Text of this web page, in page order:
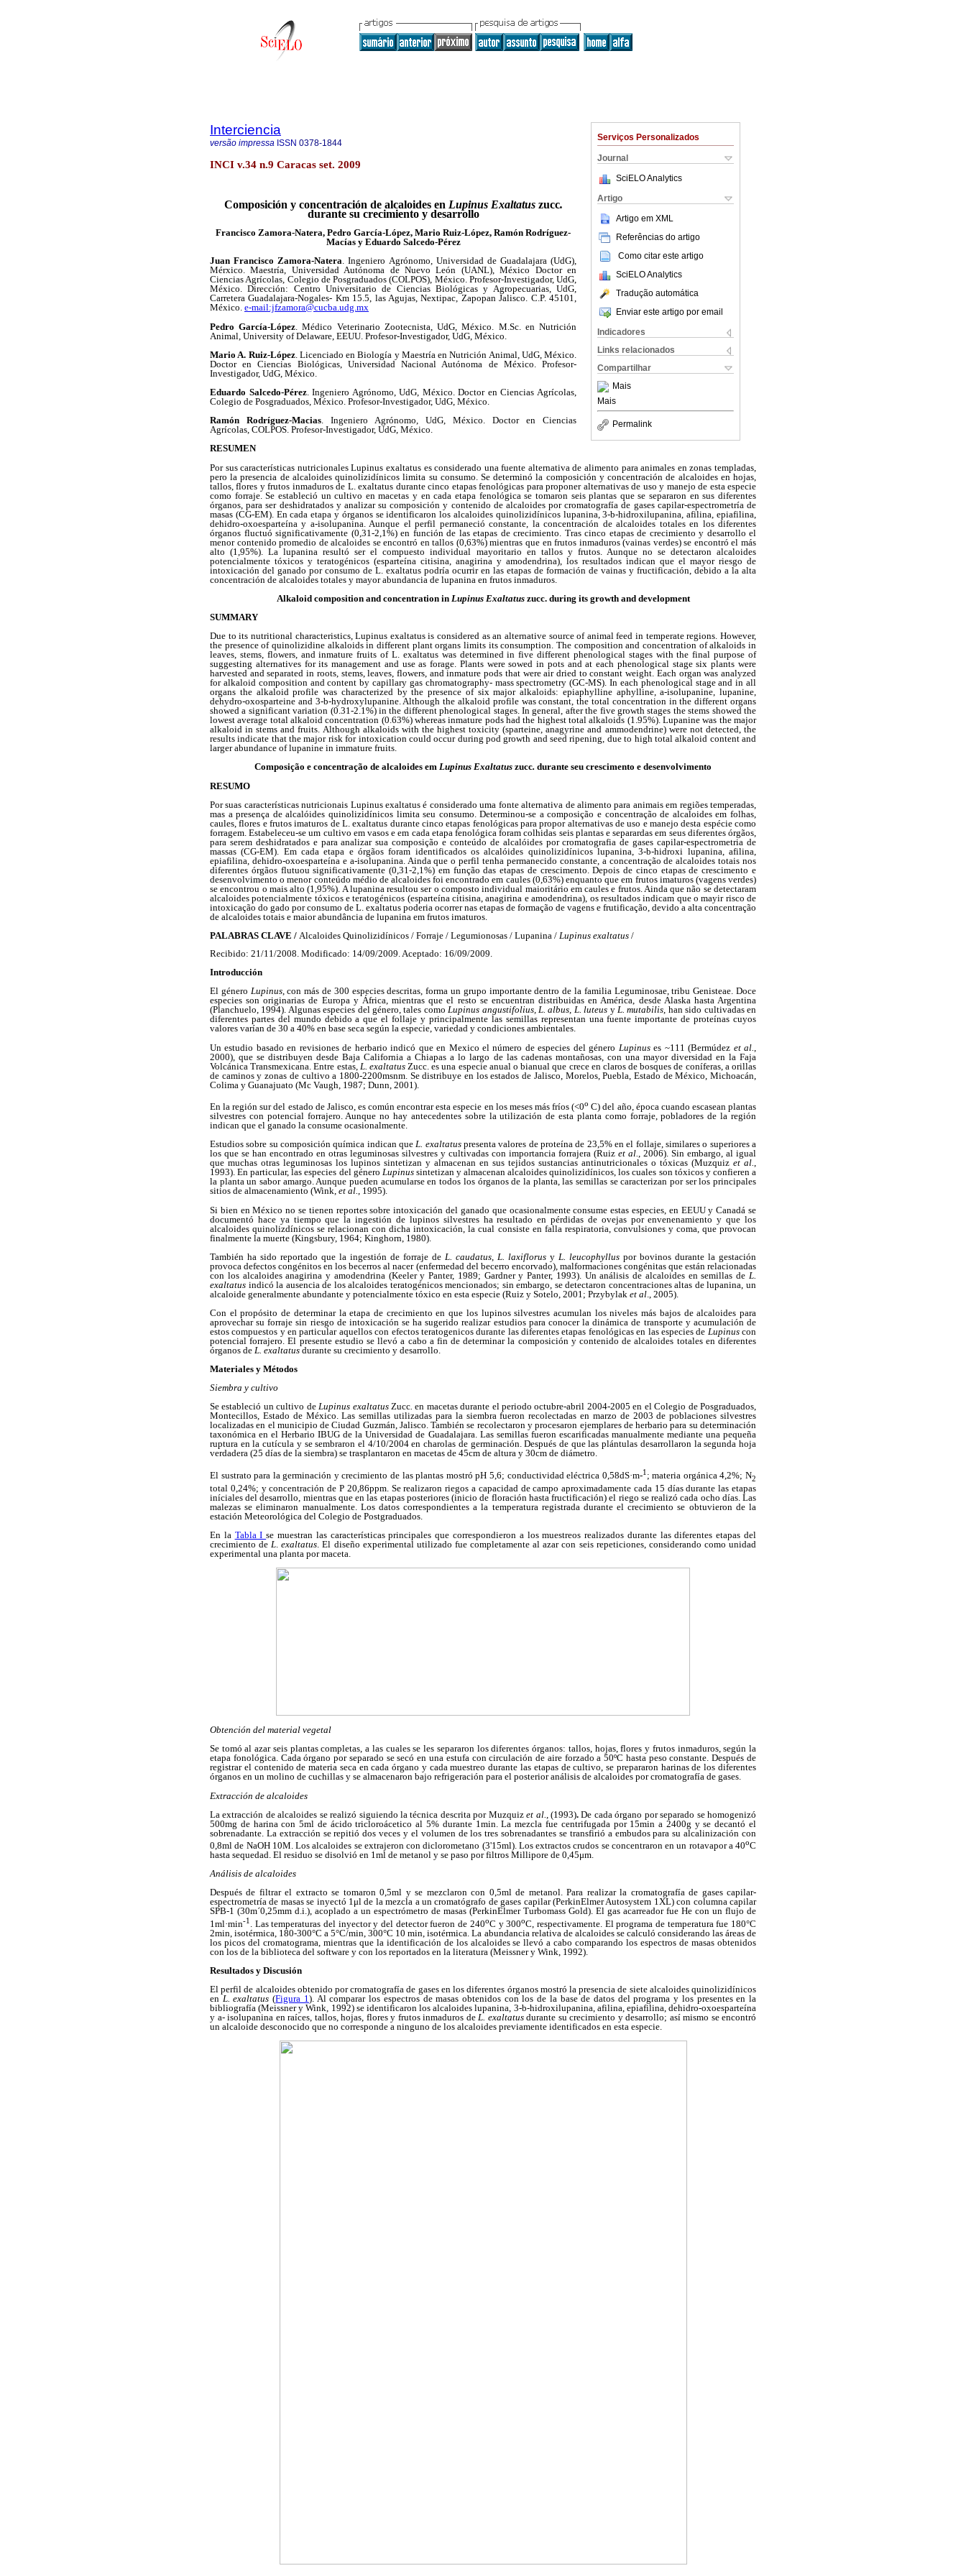
Serviços Personalizados
Journal
SciELO Analytics
Artigo
Artigo em XML
Referências do artigo
Como citar este artigo
SciELO Analytics
Tradução automática
Enviar este artigo por email
Indicadores
Links relacionados
Compartilhar
Mais
Mais
Permalink
Interciencia
versão impressa ISSN 0378-1844
INCI v.34 n.9 Caracas set. 2009
Composición y concentración de alcaloides en Lupinus Exaltatus zucc.
durante su crecimiento y desarrollo
Francisco Zamora-Natera, Pedro García-López, Mario Ruiz-López, Ramón Rodríguez-
Macías y Eduardo Salcedo-Pérez
Juan Francisco Zamora-Natera. Ingeniero Agrónomo, Universidad de Guadalajara (UdG),
Mérxico. Maestría, Universidad Autónoma de Nuevo León (UANL), México Doctor en
Ciencias Agrícolas, Colegio de Posgraduados (COLPOS), México. Profesor-Investigador, UdG,
México. Dirección: Centro Universitario de Ciencias Biológicas y Agropecuarias, UdG,
Carretera Guadalajara-Nogales- Km 15.5, las Agujas, Nextipac, Zapopan Jalisco. C.P. 45101,
México. e-mail:jfzamora@cucba.udg.mx
Pedro García-López . Médico Veterinario Zootecnista, UdG, México. M.Sc. en Nutrición
Animal, University of Delaware, EEUU. Profesor-Investigador, UdG, México.
Mario A. Ruiz-López. Licenciado en Biología y Maestría en Nutrición Animal, UdG, México.
Doctor en Ciencias Biológicas, Universidad Nacional Autónoma de México. Profesor-
Investigador, UdG, México.
Eduardo Salcedo-Pérez. Ingeniero Agrónomo, UdG, México. Doctor en Ciencias Agrícolas,
Colegio de Posgraduados, México. Profesor-Investigador, UdG, México.
Ramón Rodríguez-Macias. Ingeniero Agrónomo, UdG, México. Doctor en Ciencias
Agrícolas, COLPOS. Profesor-Investigador, UdG, México.
RESUMEN
Por sus características nutricionales Lupinus exaltatus es considerado una fuente alternativa de alimento para animales en zonas templadas,
pero la presencia de alcaloides quinolizidínicos limita su consumo. Se determinó la composición y concentración de alcaloides en hojas,
tallos, flores y frutos inmaduros de L. exaltatus durante cinco etapas fenológicas para proponer alternativas de uso y manejo de esta especie
como forraje. Se estableció un cultivo en macetas y en cada etapa fenológica se tomaron seis plantas que se separaron en sus diferentes
órganos, para ser deshidratados y analizar su composición y contenido de alcaloides por cromatografía de gases capilar-espectrometría de
masas (CG-EM). En cada etapa y órganos se identificaron los alcaloides quinolizidínicos lupanina, 3-b-hidroxilupanina, afilina, epiafilina,
dehidro-oxoesparteína y a-isolupanina. Aunque el perfil permaneció constante, la concentración de alcaloides totales en los diferentes
órganos fluctuó significativamente (0,31-2,1%) en función de las etapas de crecimiento. Tras cinco etapas de crecimiento y desarrollo el
menor contenido promedio de alcaloides se encontró en tallos (0,63%) mientras que en frutos inmaduros (vainas verdes) se encontró el más
alto (1,95%). La lupanina resultó ser el compuesto individual mayoritario en tallos y frutos. Aunque no se detectaron alcaloides
potencialmente tóxicos y teratogénicos (esparteína citisina, anagirina y amodendrina), los resultados indican que el mayor riesgo de
intoxicación del ganado por consumo de L. exaltatus podría ocurrir en las etapas de formación de vainas y fructificación, debido a la alta
concentración de alcaloides totales y mayor abundancia de lupanina en frutos inmaduros.
Alkaloid composition and concentration inLupinus Exaltatuszucc. during its growth and development
SUMMARY
Due to its nutritional characteristics, Lupinus exaltatus is considered as an alternative source of animal feed in temperate regions. However,
the presence of quinolizidine alkaloids in different plant organs limits its consumption. The composition and concentration of alkaloids in
leaves, stems, flowers, and inmature fruits of L. exaltatus was determined in five different phenological stages with the final purpose of
suggesting alternatives for its management and use as forage. Plants were sowed in pots and at each phenological stage six plants were
harvested and separated in roots, stems, leaves, flowers, and inmature pods that were air dried to constant weight. Each organ was analyzed
for alkaloid composition and content by capillary gas chromatography- mass spectrometry (GC-MS). In each phenological stage and in all
organs the alkaloid profile was characterized by the presence of six major alkaloids: epiaphylline aphylline, a-isolupanine, lupanine,
dehydro-oxosparteine and 3-b-hydroxylupanine. Although the alkaloid profile was constant, the total concentration in the different organs
showed a significant variation (0.31-2.1%) in the different phenological stages. In general, after the five growth stages the stems showed the
lowest average total alkaloid concentration (0.63%) whereas inmature pods had the highest total alkaloids (1.95%). Lupanine was the major
alkaloid in stems and fruits. Although alkaloids with the highest toxicity (sparteine, anagyrine and ammodendrine) were not detected, the
results indicate that the major risk for intoxication could occur during pod growth and seed ripening, due to high total alkaloid content and
larger abundance of lupanine in immature fruits.
Composição e concentração de alcaloides em Lupinus Exaltatus zucc. durante seu crescimento e desenvolvimento
RESUMO
Por suas características nutricionais Lupinus exaltatus é considerado uma fonte alternativa de alimento para animais em regiões temperadas,
mas a presença de alcalóides quinolizidínicos limita seu consumo. Determinou-se a composição e concentração de alcaloides em folhas,
caules, flores e frutos imaturos de L. exaltatus durante cinco etapas fenológicas para propor alternativas de uso e manejo desta espécie como
forragem. Estabeleceu-se um cultivo em vasos e em cada etapa fenológica foram colhidas seis plantas e separardas em seus diferentes órgãos,
para serem deshidratados e para analizar sua composição e conteúdo de alcalóides por cromatografia de gases capilar-espectrometria de
massas (CG-EM). Em cada etapa e órgãos foram identificados os alcalóides quinolizidínicos lupanina, 3-b-hidroxi lupanina, afilina,
epiafilina, dehidro-oxoesparteína e a-isolupanina. Ainda que o perfil tenha permanecido constante, a concentração de alcaloides totais nos
diferentes órgãos flutuou significativamente (0,31-2,1%) em função das etapas de crescimento. Depois de cinco etapas de crescimento e
desenvolvimento o menor conteúdo médio de alcaloides foi encontrado em caules (0,63%) enquanto que em frutos imaturos (vagens verdes)
se encontrou o mais alto (1,95%). A lupanina resultou ser o composto individual maioritário em caules e frutos. Ainda que não se detectaram
alcaloides potencialmente tóxicos e teratogénicos (esparteína citisina, anagirina e amodendrina), os resultados indicam que o mayir risco de
intoxicação do gado por consumo de L. exaltatus poderia ocorrer nas etapas de formação de vagens e frutificação, devido a alta concentração
de alcaloides totais e maior abundância de lupanina em frutos imaturos.
PALABRAS CLAVE / Alcaloides Quinolizidínicos / Forraje / Legumionosas / Lupanina / Lupinus exaltatus /
Recibido: 21/11/2008. Modificado: 14/09/2009. Aceptado: 16/09/2009.
Introducción
El género Lupinus, con más de 300 especies descritas, forma un grupo importante dentro de la familia Leguminosae, tribu Genisteae. Doce
especies son originarias de Europa y África, mientras que el resto se encuentran distribuidas en América, desde Alaska hasta Argentina
(Planchuelo, 1994). Algunas especies del género, tales comoLupinus angustifolius, L. albus, L. luteus yL. mutabilis, han sido cultivadas en
diferentes partes del mundo debido a que el follaje y principalmente las semillas representan una fuente importante de proteínas cuyos
valores varían de 30 a 40% en base seca según la especie, variedad y condiciones ambientales.
Un estudio basado en revisiones de herbario indicó que en Mexico el número de especies del género Lupinuses ~111 (Bermúdez et al.
2000), que se distribuyen desde Baja California a Chiapas a lo largo de las cadenas montañosas, con una mayor diversidad en la Faja
Volcánica Transmexicana. Entre estas, L. exaltatusZucc. es una especie anual o bianual que crece en claros de bosques de coníferas, a orillas
de caminos y zonas de cultivo a 1800-2200msnm. Se distribuye en los estados de Jalisco, Morelos, Puebla, Estado de México, Michoacán,
Colima y Guanajuato (Mc Vaugh, 1987; Dunn, 2001).
En la región sur del estado de Jalisco, es común encontrar esta especie en los meses más fríos (<0oC) del año, época cuando escasean plantas
silvestres con potencial forrajero. Aunque no hay antecedentes sobre la utilización de esta planta como forraje, pobladores de la región
indican que el ganado la consume ocasionalmente.
Estudios sobre su composición química indican queL. exaltatuspresenta valores de proteína de 23,5% en el follaje, similares o superiores a
los que se han encontrado en otras leguminosas silvestres y cultivadas con importancia forrajera (Ruiz et al., 2006). Sin embargo, al igual
que muchas otras leguminosas los lupinos sintetizan y almacenan en sus tejidos sustancias antinutricionales o tóxicas (Muzquiz et al.,
1993). En particular, las especies del género Lupinussintetizan y almacenan alcaloides quinolizidínicos, los cuales son tóxicos y confieren a
la planta un sabor amargo. Aunque pueden acumularse en todos los órganos de la planta, las semillas se caracterizan por ser los principales
sitios de almacenamiento (Wink, et al., 1995).
Si bien en México no se tienen reportes sobre intoxicación del ganado que ocasionalmente consume estas especies, en EEUU y Canadá se
documentó hace ya tiempo que la ingestión de lupinos silvestres ha resultado en pérdidas de ovejas por envenenamiento y que los
alcaloides quinolizdínicos se relacionan con dicha intoxicación, la cual consiste en falla respiratoria, convulsiones y coma, que provocan
finalmente la muerte (Kingsbury, 1964; Kinghorn, 1980).
También ha sido reportado que la ingestión de forraje de L. caudatus L. laxiflorus y L. leucophyllus por bovinos durante la gestación
provoca defectos congénitos en los becerros al nacer (enfermedad del becerro encorvado), malformaciones congénitas que están relacionadas
con los alcaloides anagirina y amodendrina (Keeler y Panter, 1989; Gardner y Panter, 1993). Un análisis de alcaloides en semillas de L.
exaltatus indicó la ausencia de los alcaloides teratogénicos mencionados; sin embargo, se detectaron concentraciones altas de lupanina, un
alcaloide generalmente abundante y potencialmente tóxico en esta especie (Ruiz y Sotelo, 2001; Przybylak et al ., 2005).
Con el propósito de determinar la etapa de crecimiento en que los lupinos silvestres acumulan los niveles más bajos de alcaloides para
aprovechar su forraje sin riesgo de intoxicación se ha sugerido realizar estudios para conocer la dinámica de transporte y acumulación de
estos compuestos y en particular aquellos con efectos teratogenicos durante las diferentes etapas fenológicas en las especies de Lupinuscon
potencial forrajero. El presente estudio se llevó a cabo a fin de determinar la composición y contenido de alcaloides totales en diferentes
órganos de L. exaltatus durante su crecimiento y desarrollo.
Materiales y Métodos
Siembra y cultivo
Se estableció un cultivo deLupinus exaltatusZucc. en macetas durante el periodo octubre-abril 2004-2005 en el Colegio de Posgraduados,
Montecillos, Estado de México. Las semillas utilizadas para la siembra fueron recolectadas en marzo de 2003 de poblaciones silvestres
localizadas en el municipio de Ciudad Guzmán, Jalisco. También se recolectaron y procesaron ejemplares de herbario para su determinación
taxonómica en el Herbario IBUG de la Universidad de Guadalajara. Las semillas fueron escarificadas manualmente mediante una pequeña
ruptura en la cutícula y se sembraron el 4/10/2004 en charolas de germinación. Después de que las plántulas desarrollaron la segunda hoja
verdadera (25 días de la siembra) se trasplantaron en macetas de 45cm de altura y 30cm de diámetro.
El sustrato para la germinación y crecimiento de las plantas mostró pH 5,6; conductividad eléctrica 0,58dS·m-1 ; materia orgánica 4,2%; N2
total 0,24%; y concentración de P 20,86ppm. Se realizaron riegos a capacidad de campo aproximadamente cada 15 días durante las etapas
iníciales del desarrollo, mientras que en las etapas posteriores (inicio de floración hasta fructificación) el riego se realizó cada ocho días. Las
malezas se eliminaron manualmente. Los datos correspondientes a la temperatura registrada durante el crecimiento se obtuvieron de la
estación Meteorológica del Colegio de Postgraduados.
En la Tabla Ise muestran las características principales que correspondieron a los muestreos realizados durante las diferentes etapas del
crecimiento de L .exaltatus . El diseño experimental utilizado fue completamente al azar con seis repeticiones, considerando como unidad
experimental una planta por maceta.
Obtención del material vegetal
Se tomó al azar seis plantas completas, a las cuales se les separaron los diferentes órganos: tallos, hojas, flores y frutos inmaduros, según la
etapa fonológica. Cada órgano por separado se secó en una estufa con circulación de aire forzado a 50ºC hasta peso constante. Después de
registrar el contenido de materia seca en cada órgano y cada muestreo durante las etapas de cultivo, se prepararon harinas de los diferentes
órganos en un molino de cuchillas y se almacenaron bajo refrigeración para el posterior análisis de alcaloides por cromatografía de gases.
Extracción de alcaloides
La extracción de alcaloides se realizó siguiendo la técnica descrita por Muzquizet al. , (1993). De cada órgano por separado se homogenizó
500mg de harina con 5ml de ácido tricloroácetico al 5% durante 1min. La mezcla fue centrifugada por 15min a 2400g y se decantó el
sobrenadante. La extracción se repitió dos veces y el volumen de los tres sobrenadantes se transfirió a embudos para su alcalinización con
0,8ml de NaOH 10M. Los alcaloides se extrajeron con diclorometano (3'15ml). Los extractos crudos se concentraron en un rotavapor a 40oC
hasta sequedad. El residuo se disolvió en 1ml de metanol y se paso por filtros Millipore de 0,45μm.
Análisis de alcaloides
Después de filtrar el extracto se tomaron 0,5ml y se mezclaron con 0,5ml de metanol. Para realizar la cromatografía de gases capilar-
espectrometría de masas se inyectó 1μl de la mezcla a un cromatógrafo de gases capilar (PerkinElmer Autosystem 1XL) con columna capilar
SPB-1 (30m´0,25mm d.i.), acoplado a un espectrómetro de masas (PerkinElmer Turbomass Gold). El gas acarreador fue He con un flujo de
1ml·min-1 . Las temperaturas del inyector y del detector fueron de 240oC y 300oC, respectivamente. El programa de temperatura fue 180°C
2min, isotérmica, 180-300°C a 5°C/min, 300°C 10 min, isotérmica. La abundancia relativa de alcaloides se calculó considerando las áreas de
los picos del cromatograma, mientras que la identificación de los alcaloides se llevó a cabo comparando los espectros de masas obtenidos
con los de la biblioteca del software y con los reportados en la literatura (Meissner y Wink, 1992).
Resultados y Discusión
El perfil de alcaloides obtenido por cromatografía de gases en los diferentes órganos mostró la presencia de siete alcaloides quinolizidínicos
en L. exaltatus (Figura 1). Al comparar los espectros de masas obtenidos con los de la base de datos del programa y los presentes en la
bibliografía (Meissner y Wink, 1992) se identificaron los alcaloides lupanina, 3-b-hidroxilupanina, afilina, epiafilina, dehidro-oxoesparteína
y a- isolupanina en raíces, tallos, hojas, flores y frutos inmaduros de L. exaltatusdurante su crecimiento y desarrollo; así mismo se encontró
un alcaloide desconocido que no corresponde a ninguno de los alcaloides previamente identificados en esta especie.